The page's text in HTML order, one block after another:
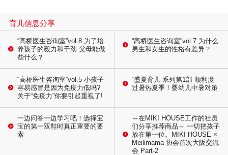
育儿信息分享
“高桥医生咨询室”vol.8 为了培
养孩子的毅力和干劲 父母能做
些什么？
“高桥医生咨询室”vol.7 为什么
男生和女生的性格有差异？
“高桥医生咨询室”vol.5 小孩子
容易感冒是因为免疫力低吗?
关于“免疫力”你要引起重视了!
“盛夏育儿”系列第1部 顺利度
过暑热夏季！婴幼儿中暑对策
一边问答一边学习吧！选择宝
宝的第一双鞋时真正重要的要
素
～在MIKI HOUSE工作的社员
们分享推荐商品～ 一切把孩子
放在第一位。MIKI HOUSE ×
Meilimama 协会首次大阪交流
会 Part-2